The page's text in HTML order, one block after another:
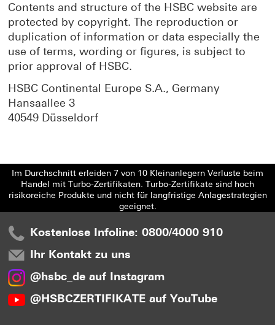
Contents and structure of the HSBC website are
protected by copyright. The reproduction or
duplication of information or data especially the
use of terms, wording or figures, is subject to
prior approval of HSBC.
HSBC Continental Europe S.A., Germany
Hansaallee 3
40549 Düsseldorf
Im Durchschnitt erleiden 7 von 10 Kleinanlegern Verluste beim
Handel mit Turbo-Zertifikaten. Turbo-Zertifikate sind hoch
risikoreiche Produkte und nicht für langfristige Anlagestrategien
geeignet.
Kostenlose Infoline: 0800/4000 910
Ihr Kontakt zu uns
@hsbc_de auf Instagram
@HSBCZERTIFIKATE auf YouTube